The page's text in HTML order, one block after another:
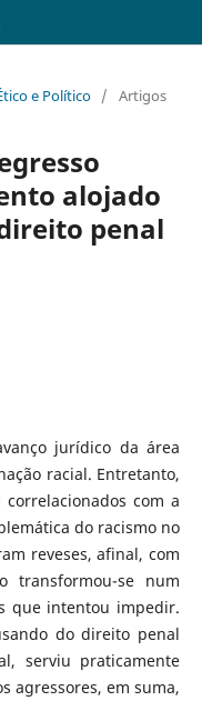
e Político / Artigos
alojado
penal
jurídico da área
racial. Entretanto,
com a
do racismo no
reveses, afinal, com
transformou-se num
que intentou impedir.
do direito penal
serviu praticamente
agressores, em suma,